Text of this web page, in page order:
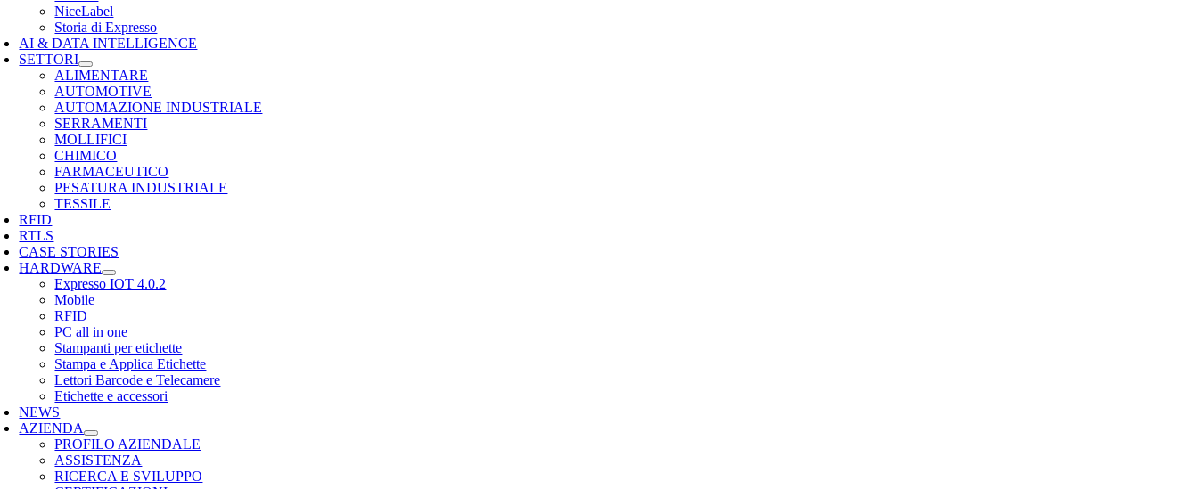
NiceLabel
Storia di Expresso
AI & DATA INTELLIGENCE
SETTORI
ALIMENTARE
AUTOMOTIVE
AUTOMAZIONE INDUSTRIALE
SERRAMENTI
MOLLIFICI
CHIMICO
FARMACEUTICO
PESATURA INDUSTRIALE
TESSILE
RFID
RTLS
CASE STORIES
HARDWARE
Expresso IOT 4.0.2
Mobile
RFID
PC all in one
Stampanti per etichette
Stampa e Applica Etichette
Lettori Barcode e Telecamere
Etichette e accessori
NEWS
AZIENDA
PROFILO AZIENDALE
ASSISTENZA
RICERCA E SVILUPPO